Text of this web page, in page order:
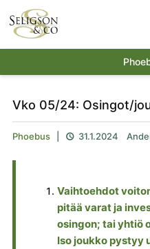
Vko 05/24: Osingot/
Phoebus 31.1.2024
Vaihtoehdot
pitää varat ja
osingon; tai yhtiö
Iso joukko pystyy